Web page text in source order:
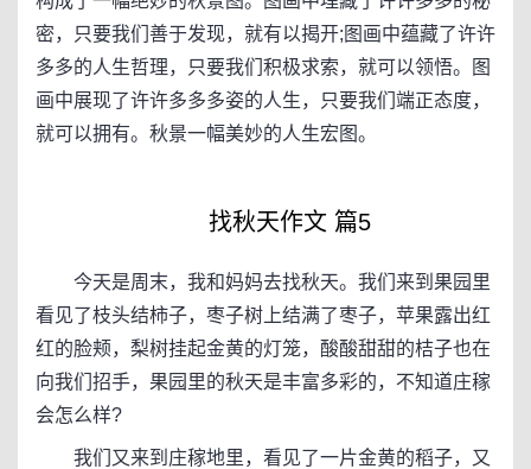
密，只要我们善于发现，就有以揭开;图画中蕴藏了许许
多多的人生哲理，只要我们积极求索，就可以领悟。图
画中展现了许许多多多姿的人生，只要我们端正态度，
就可以拥有。秋景一幅美妙的人生宏图。
找秋天作文 篇5
今天是周末，我和妈妈去找秋天。我们来到果园里
看见了枝头结柿子，枣子树上结满了枣子，苹果露出红
红的脸颊，梨树挂起金黄的灯笼，酸酸甜甜的桔子也在
向我们招手，果园里的秋天是丰富多彩的，不知道庄稼
会怎么样?
我们又来到庄稼地里，看见了一片金黄的稻子，又